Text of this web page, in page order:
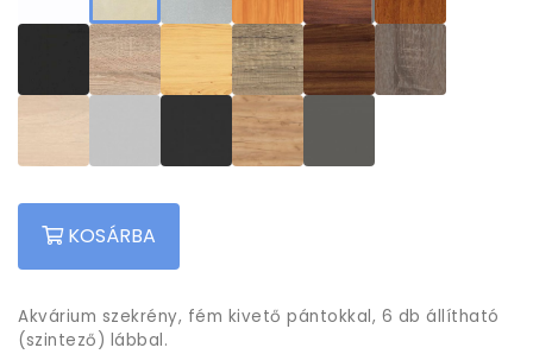
KOSÁRBA
Akvárium szekrény, fém kivető pántokkal, 6 db állítható
(szintező) lábbal.